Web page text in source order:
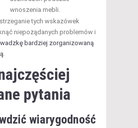
wnoszenia mebli.
tych wskazówek
niepożądanych problemów i
bardziej zorganizowaną
.
pytania
wiarygodność